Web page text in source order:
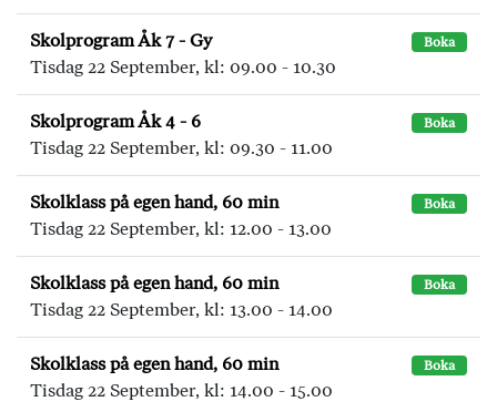
Skolprogram Åk 7 - Gy Boka
Tisdag 22 September, kl: 09.00 - 10.30
Skolprogram Åk 4 - 6 Boka
Tisdag 22 September, kl: 09.30 - 11.00
Skolklass på egen hand, 60 min Boka
Tisdag 22 September, kl: 12.00 - 13.00
Skolklass på egen hand, 60 min Boka
Tisdag 22 September, kl: 13.00 - 14.00
Skolklass på egen hand, 60 min Boka
Tisdag 22 September, kl: 14.00 - 15.00